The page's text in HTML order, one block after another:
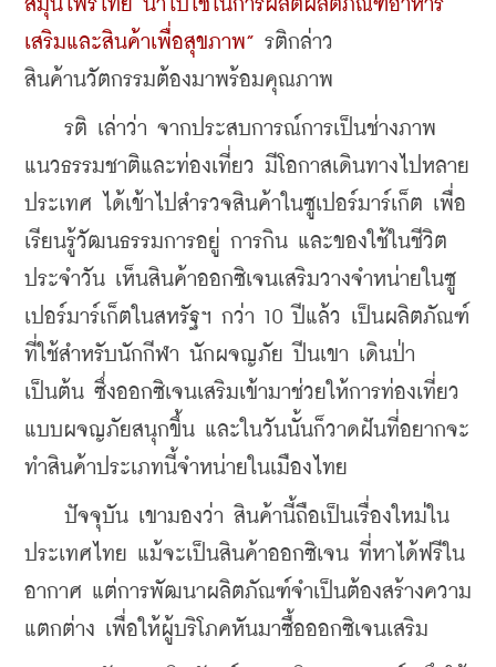
สมุนไพรไทย นำไปใช้ในการผลิตผลิตภัณฑ์อาหาร
เสริมและสินค้าเพื่อสุขภาพ” รติกล่าว
สินค้านวัตกรรมต้องมาพร้อมคุณภาพ
รติ เล่าว่า จากประสบการณ์การเป็นช่างภาพ
แนวธรรมชาติและท่องเที่ยว มีโอกาสเดินทางไปหลาย
ประเทศ ได้เข้าไปสำรวจสินค้าในซูเปอร์มาร์เก็ต เพื่อ
เรียนรู้วัฒนธรรมการอยู่ การกิน และของใช้ในชีวิต
ประจำวัน เห็นสินค้าออกซิเจนเสริมวางจำหน่ายในซู
เปอร์มาร์เก็ตในสหรัฐฯ กว่า 10 ปีแล้ว เป็นผลิตภัณฑ์
ที่ใช้สำหรับนักกีฬา นักผจญภัย ปีนเขา เดินป่า
เป็นต้น ซึ่งออกซิเจนเสริมเข้ามาช่วยให้การท่องเที่ยว
แบบผจญภัยสนุกขึ้น และในวันนั้นก็วาดฝันที่อยากจะ
ทำสินค้าประเภทนี้จำหน่ายในเมืองไทย
ปัจจุบัน เขามองว่า สินค้านี้ถือเป็นเรื่องใหม่ใน
ประเทศไทย แม้จะเป็นสินค้าออกซิเจน ที่หาได้ฟรีใน
อากาศ แต่การพัฒนาผลิตภัณฑ์จำเป็นต้องสร้างความ
แตกต่าง เพื่อให้ผู้บริโภคหันมาซื้อออกซิเจนเสริม